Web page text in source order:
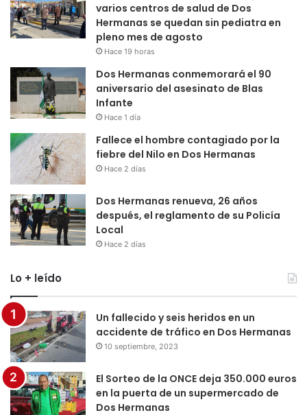
varios centros de salud de Dos
Hermanas se quedan sin pediatra en
pleno mes de agosto
Hace 19 horas
Dos Hermanas conmemorará el 90
aniversario del asesinato de Blas
Infante
Hace 1 día
Fallece el hombre contagiado por la
fiebre del Nilo en Dos Hermanas
Hace 2 días
Dos Hermanas renueva, 26 años
después, el reglamento de su Policía
Local
Hace 2 días
Lo + leído
Un fallecido y seis heridos en un
accidente de tráfico en Dos Hermanas
10 septiembre, 2023
El Sorteo de la ONCE deja 350.000 euros
en la puerta de un supermercado de
Dos Hermanas